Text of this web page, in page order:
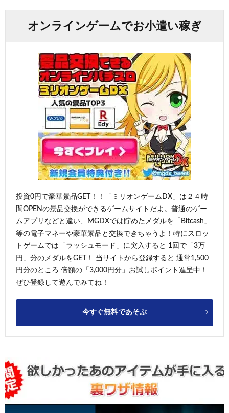
オンラインゲームでお小遣い稼ぎ
投資0円で豪華景品GET！！「ミリオンゲームDX」は２４時
間OPENの景品交換ができるゲームサイトだよ。普通のゲー
ムアプリなどと違い、MGDXでは貯めたメダルを「Bitcash」
等の電子マネーや豪華景品と交換できちゃうよ！特にスロッ
トゲームでは「ラッシュモード」に突入すると 1回で「3万
円」分のメダルをGET！ 当サイトから登録すると 通常1,500
円分のところ 倍額の「3,000円分」お試しポイント進呈中！
ぜひ登録して遊んでみてね！
今すぐ無料であそぶ